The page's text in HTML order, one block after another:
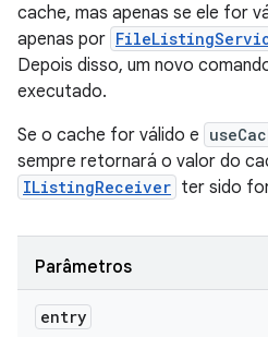
cache, mas apenas se ele for
apenas por
Depois disso, um novo
executado.
Se o cache for válido e
sempre retornará o valor do
IListingReceiver ter sido
Parâmetros
entry